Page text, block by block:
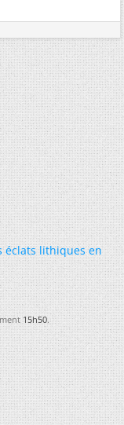
éclats lithiques en
15h50.